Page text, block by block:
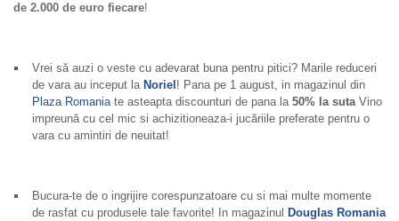
de 2.000 de euro fiecare!
Vrei să auzi o veste cu adevarat buna pentru pitici? Marile reduceri
de vara au inceput la Noriel ! Pana pe 1 august, in magazinul din
Plaza Romaniate asteapta discounturi de pana la 50% la sutaVino
impreună cu cel mic si achizitioneaza-i jucăriile preferate pentru o
vara cu amintiri de neuitat!
Bucura-te de o ingrijire corespunzatoare cu si mai multe momente
de rasfat cu produsele tale favorite! In magazinul Douglas Romania